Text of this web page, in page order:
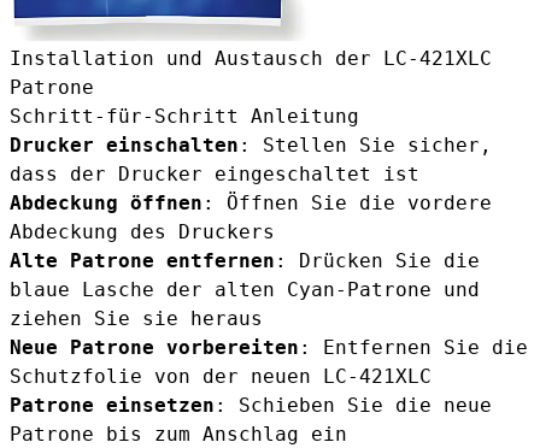
Installation und Austausch der LC-421XLC
Patrone
Schritt-für-Schritt Anleitung
Drucker einschalten : Stellen Sie sicher,
dass der Drucker eingeschaltet ist
Abdeckung öffnen : Öffnen Sie die vordere
Abdeckung des Druckers
Alte Patrone entfernen : Drücken Sie die
blaue Lasche der alten Cyan-Patrone und
ziehen Sie sie heraus
Neue Patrone vorbereiten : Entfernen Sie die
Schutzfolie von der neuen LC-421XLC
Patrone einsetzen : Schieben Sie die neue
Patrone bis zum Anschlag ein